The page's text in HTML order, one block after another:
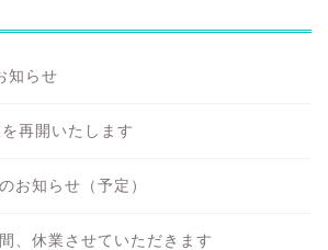
知らせ
再開いたします
お知らせ（予定）
、休業させていただきます